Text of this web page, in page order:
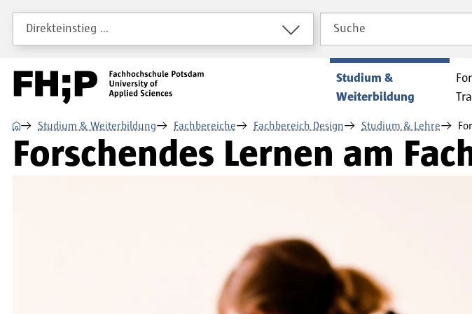
Direkt zum Inhalt
Direkt zur Hauptnavigation
Direkt zum Fußbereich
Direkteinstieg …
Suche
Studium &
Weiterbildung
⌂ Studium & Weiterbildung Fachbereiche Fachbereich Design Studium & Lehre
Forschendes Lernen am